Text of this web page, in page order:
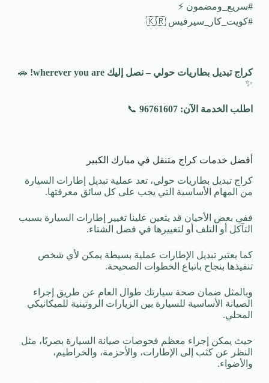
#سريع_ومضمون ⚡
#كويت_كار_سيرفيس 🇰🇷
كراج تبديل بطاريات حولي – نصل إليك
🚗
✨
اطلب الخدمة الآن: 96761607 📞
أفضل خدمات كراج متنقل في مبارك الكبير
كراج تبديل بطاريات حولي، تعد عملية تبديل إطارات السيارة
من المهام الأساسية التي يجب على كل سائق معرفتها.
ففي بعض الأحيان قد يتعين علينا تغيير إطارات السيارة بسبب
التآكل أو التلف أو لتغييرها في فصل الشتاء.
كما يعتبر تبديل الإطارات عملية بسيطة يمكن لأي شخص
تنفيذها بنجاح باتباع الخطوات الصحيحة.
وبالمثل ضمان صحة سيارتك طوال العام عن طريق إجراء
الصيانة الأساسية للسيارة بين الزيارات الروتينية للميكانيكي
المحلي.
حيث يمكن إجراء معظم فحوصات صيانة السيارة بصريًا، مثل
النظر عن كثب إلى الإطارات، والأحزمة، والخراطيم،
والأضواء.